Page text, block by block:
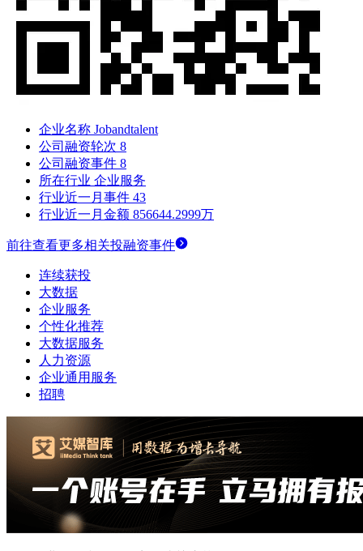
企业名称 Jobandtalent
公司融资轮次 8
公司融资事件 8
所在行业 企业服务
行业近一月事件 43
行业近一月金额 856644.2999万
前往查看更多相关投融资事件
连续获投
大数据
企业服务
个性化推荐
大数据服务
人力资源
企业通用服务
招聘